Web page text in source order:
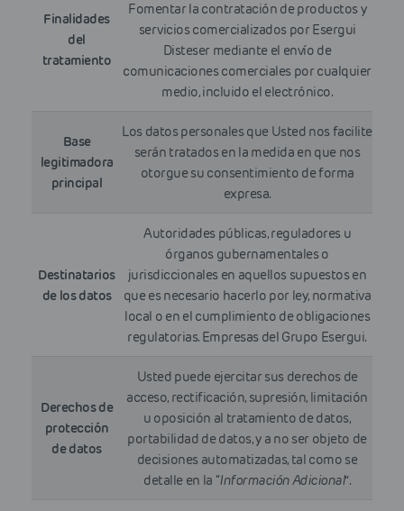
Finalidades
del
tratamiento
Fomentar la contratación de productos y
servicios comercializados por Esergui
Disteser mediante el envío de
comunicaciones comerciales por cualquier
medio, incluido el electrónico.
Base
legitimadora
principal
Los datos personales que Usted nos facilite
serán tratados en la medida en que nos
otorgue su consentimiento de forma
expresa.
Destinatarios
de los datos
Autoridades públicas, reguladores u
órganos gubernamentales o
jurisdiccionales en aquellos supuestos en
que es necesario hacerlo por ley, normativa
local o en el cumplimiento de obligaciones
regulatorias. Empresas del Grupo Esergui.
Derechos de
protección
de datos
Usted puede ejercitar sus derechos de
acceso, rectificación, supresión, limitación
u oposición al tratamiento de datos,
portabilidad de datos, y a no ser objeto de
decisiones automatizadas, tal como se
detalle en la “Información Adicional”.